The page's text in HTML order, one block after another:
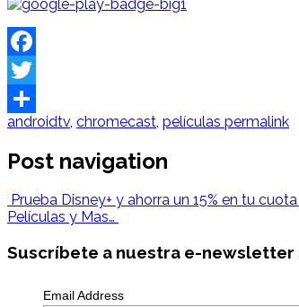
Facebook
Twitter
Share
androidtv chromecast películas permalink
Post navigation
Prueba Disney+ y ahorra un 15% en tu
Películas y Mas…
Suscríbete a nuestra e-newsletter
Email Address